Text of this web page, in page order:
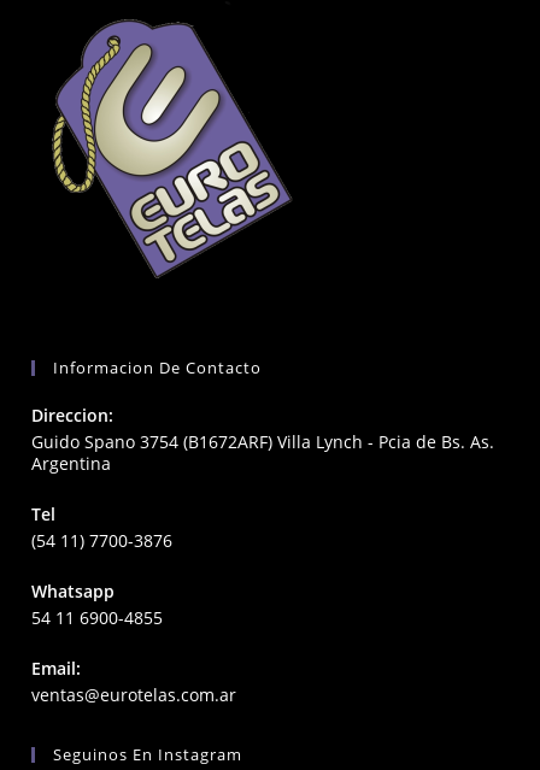
Informacion De Contacto
Direccion:
Guido Spano 3754 (B1672ARF) Villa Lynch - Pcia de Bs. As.
Argentina
Tel
(54 11) 7700-3876
Whatsapp
54 11 6900-4855
Email:
ventas@eurotelas.com.arOpens
application
Seguinos En Instagram